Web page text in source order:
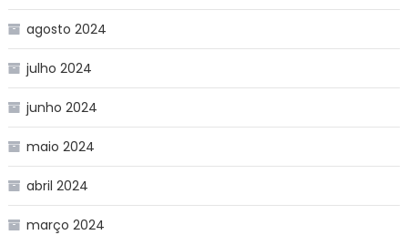
agosto 2024
julho 2024
junho 2024
maio 2024
abril 2024
março 2024